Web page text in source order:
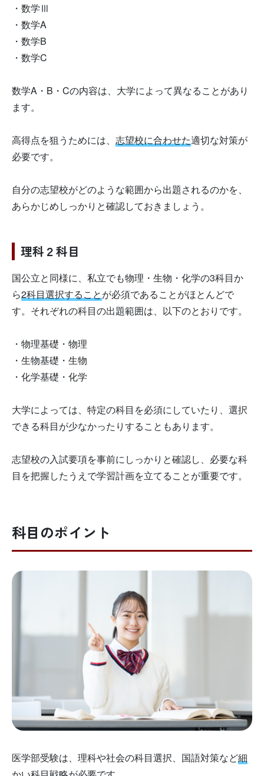
・数学Ⅲ
・数学A
・数学B
・数学C
数学A・B・Cの内容は、大学によって異なることがあり
ます。
高得点を狙うためには、 志望校に合わせた適切な対策が
必要です。
自分の志望校がどのような範囲から出題されるのかを、
あらかじめしっかりと確認しておきましょう。
理科２科目
国公立と同様に、私立でも物理・生物・化学の3科目か
ら2科目選択することが必須であることがほとんどで
す。それぞれの科目の出題範囲は、以下のとおりです。
・物理基礎・物理
・生物基礎・生物
・化学基礎・化学
大学によっては、特定の科目を必須にしていたり、選択
できる科目が少なかったりすることもあります。
志望校の入試要項を事前にしっかりと確認し、必要な科
目を把握したうえで学習計画を立てることが重要です。
科目のポイント
医学部受験は、理科や社会の科目選択、国語対策など細